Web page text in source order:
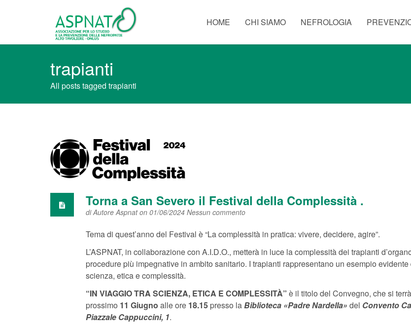
HOME CHI SIAMO NEFROLOGIA
trapianti
All posts tagged trapianti
Torna a San Severo il Festival della Complessità .
diAutore Aspnaton 01/06/2024 Nessun commento
Tema di quest’anno del Festival è “La complessità in pratica: vivere, decidere, agire”.
L’ASPNAT, in collaborazione con A.I.D.O., metterà in luce la complessità dei trapianti
procedure più impegnative in ambito sanitario. I trapianti rappresentano un esempio evidente
scienza, etica e complessità.
“IN VIAGGIO TRA SCIENZA, ETICA E COMPLESSITÀ” è il titolo del Convegno, che si
prossimo 11 Giugno alle ore 18.15 presso laBiblioteca «Padre Nardella» del Convento
Piazzale Cappuccini, 1.